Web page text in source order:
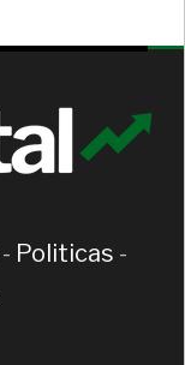
- Politicas -